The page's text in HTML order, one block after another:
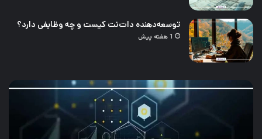
توسعه‌دهنده دات‌نت کیست و چه وظایفی دارد؟
1 هفته پیش
نقشه